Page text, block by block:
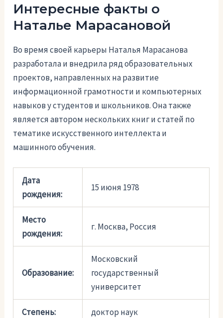
Интересные факты о
Наталье Марасановой
Во время своей карьеры Наталья Марасанова
разработала и внедрила ряд образовательных
проектов, направленных на развитие
информационной грамотности и компьютерных
навыков у студентов и школьников. Она также
является автором нескольких книг и статей по
тематике искусственного интеллекта и
машинного обучения.
Дата
рождения:
15 июня 1978
Место
рождения:
г. Москва, Россия
Образование:
Московский
государственный
университет
Степень: доктор наук